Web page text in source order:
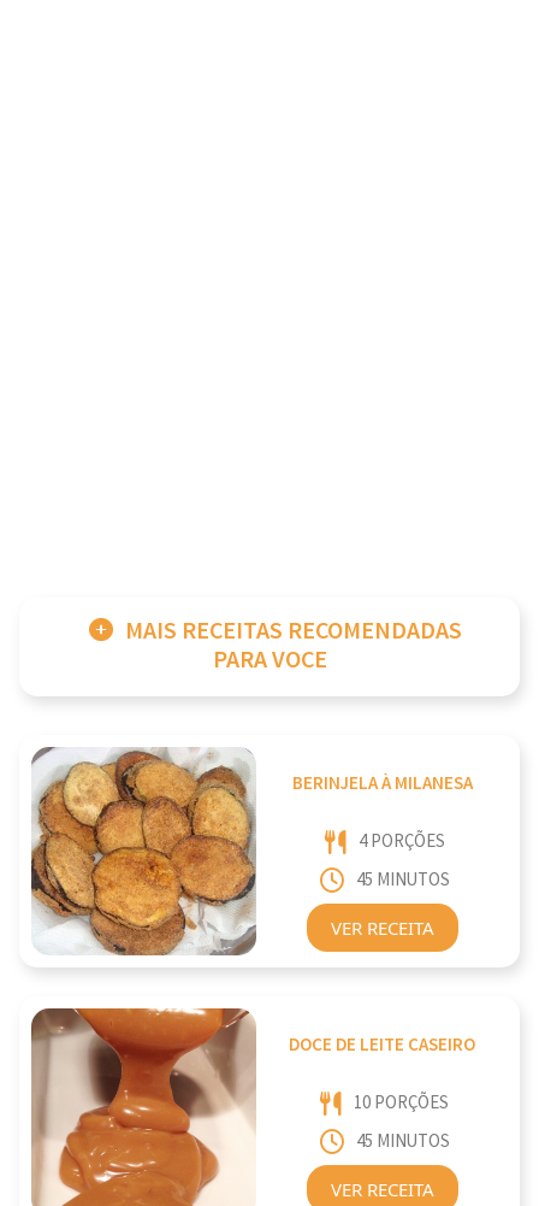
MAIS RECEITAS RECOMENDADAS
PARA VOCE
BERINJELA À MILANESA
4 PORÇÕES
45 MINUTOS
VER RECEITA
DOCE DE LEITE CASEIRO
10 PORÇÕES
45 MINUTOS
VER RECEITA